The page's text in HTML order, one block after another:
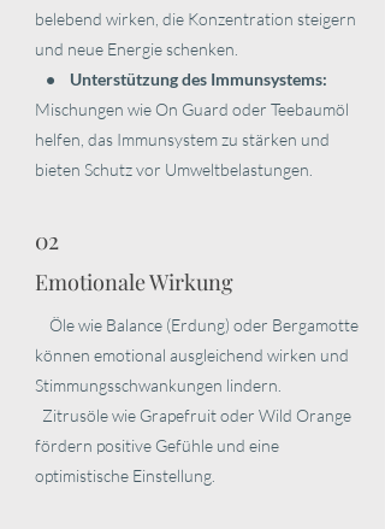
belebend wirken, die Konzentration steigern
und neue Energie schenken.
• Unterstützung des Immunsystems:
Mischungen wie On Guard oder Teebaumöl
helfen, das Immunsystem zu stärken und
bieten Schutz vor Umweltbelastungen.
02
Emotionale Wirkung
Öle wie Balance (Erdung) oder Bergamotte
können emotional ausgleichend wirken und
Stimmungsschwankungen lindern.
Zitrusöle wie Grapefruit oder Wild Orange
fördern positive Gefühle und eine
optimistische Einstellung.